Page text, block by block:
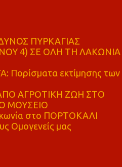
ΠΥΡΚΑΓΙΑΣ
4) ΣΕ ΟΛΗ ΤΗ ΛΑΚΩΝΙΑ
Πορίσματα εκτίμησης των
ΑΓΡΟΤΙΚΗ ΖΩΗ ΣΤΟ
ΜΟΥΣΕΙΟ
στο ΠΟΡΤΟΚΑΛΙ
Ομογενείς μας